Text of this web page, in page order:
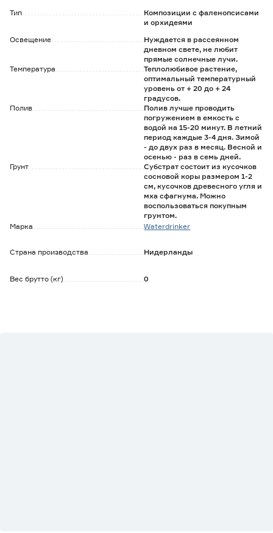
Тип
Композиции с фаленопсисами
и орхидеями
Освещение
Нуждается в рассеянном
дневном свете, не любит
прямые солнечные лучи.
Температура
Теплолюбивое растение,
оптимальный температурный
уровень от + 20 до + 24
градусов.
Полив
Полив лучше проводить
погружением в емкость с
водой на 15-20 минут. В летний
период каждые 3-4 дня. Зимой
- до двух раз в месяц. Весной и
осенью - раз в семь дней.
Грунт
Субстрат состоит из кусочков
сосновой коры размером 1-2
см, кусочков древесного угля и
мха сфагнума. Можно
воспользоваться покупным
грунтом.
Марка
Waterdrinker
Страна производства Нидерланды
Вес брутто (кг) 0